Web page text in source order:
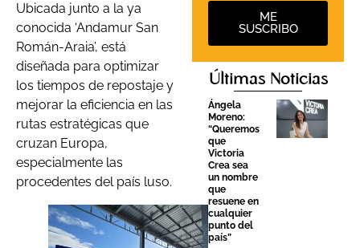
Ubicada junto a la ya
conocida ‘Andamur San
Román-Araia’, está
diseñada para optimizar
los tiempos de repostaje y
mejorar la eficiencia en las
rutas estratégicas que
cruzan Europa,
especialmente las
procedentes del país luso.
ME
SUSCRIBO
Últimas Noticias
Ángela
Moreno:
“Queremos
que
Victoria
Crea sea
un nombre
que
resuene en
cualquier
punto del
país”